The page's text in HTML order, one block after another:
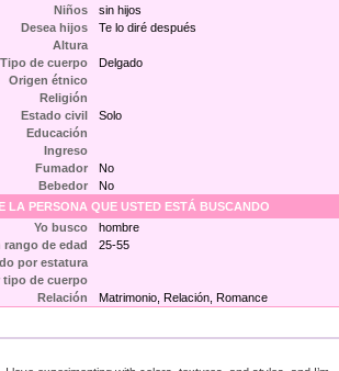
Niños
sin hijos
Desea hijos
Te lo diré después
Altura
Tipo de cuerpo
Delgado
Origen étnico
Religión
Estado civil
Solo
Educación
Ingreso
Fumador
No
Bebedor
No
LA PERSONA QUE USTED ESTÁ BUSCANDO
Yo busco
hombre
de edad
25-55
por estatura
de cuerpo
Relación
Matrimonio, Relación, Romance